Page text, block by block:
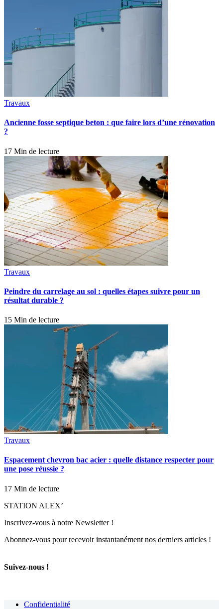
Travaux
Ancienne fosse septique beton : que faire lors d’une rénovation
?
17 Min de lecture
Travaux
Peindre du carrelage au sol : quelles étapes suivre pour un
résultat durable ?
15 Min de lecture
Travaux
Espacement chevron bac acier : quelle distance respecter pour
une pose réussie ?
17 Min de lecture
STATION ALEX’
Inscrivez-vous à notre Newsletter !
Abonnez-vous pour recevoir instantanément nos derniers articles !
Suivez-nous !
Confidentialité